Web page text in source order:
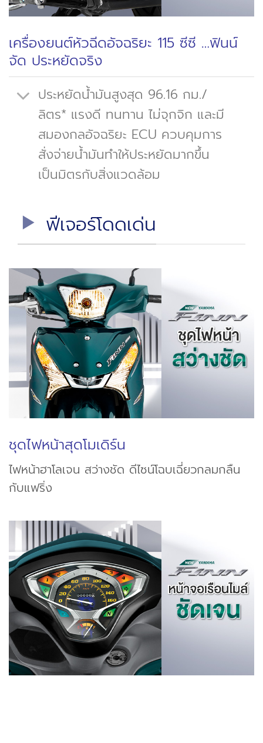
เครื่องยนต์หัวฉีดอัจฉริยะ 115 ซีซี …ฟินน์
จัด ประหยัดจริง
ประหยัดน้ำมันสูงสุด 96.16 กม./
ลิตร* แรงดี ทนทาน ไม่จุกจิก และมี
สมองกลอัจฉริยะ ECU ควบคุมการ
สั่งจ่ายน้ำมันทำให้ประหยัดมากขึ้น
เป็นมิตรกับสิ่งแวดล้อม
ฟีเจอร์โดดเด่น
ชุดไฟหน้าสุดโมเดิร์น
ไฟหน้าฮาโลเจน สว่างชัด ดีไซน์โฉบเฉี่ยวกลมกลืน
กับแฟริ่ง